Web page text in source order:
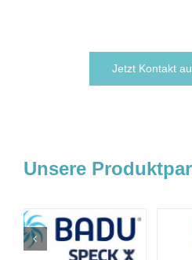
Jetzt Kontakt
Unsere